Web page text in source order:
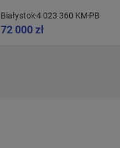
Białystok4 023 360 KM PB
72 000 zł